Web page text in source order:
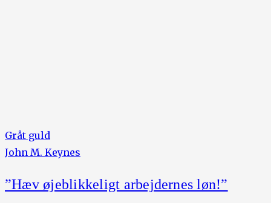
Gråt guld
John M. Keynes
”Hæv øjeblikkeligt arbejdernes løn!”